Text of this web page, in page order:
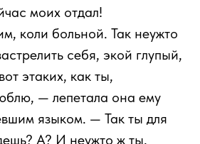
моих отдал!
коли больной. Так неужто
себя, экой глупый,
этаких, как ты,
— лепетала она ему
языком. — Так ты для
А? И неужто ж ты,